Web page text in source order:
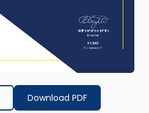
Download PDF